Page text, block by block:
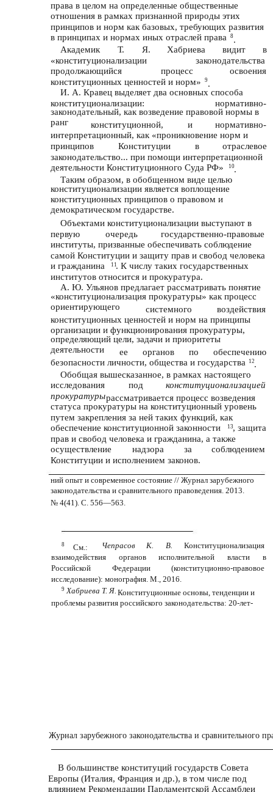
права в целом на определенные общественные
отношения в рамках признанной природы этих
принципов и норм как базовых, требующих развития
в принципах и нормах иных отраслей права
8 .
Академик
Т. Я. Хабриева видит
в
«конституционализации
законодательства
продолжающийся
процесс
освоения
конституционных ценностей и норм»
9 .
И. А. Кравец выделяет два основных способа
конституционализации:
нормативно-
законодательный, как возведение правовой нормы в
ранг
конституционной, и
нормативно-
интерпретационный, как «проникновение норм и
принципов
Конституции в
отраслевое
законодательство... при помощи интерпретационной
деятельности Конституционного Суда РФ»
10.
Таким образом, в обобщенном виде целью
конституционализации является воплощение
конституционных принципов о правовом и
демократическом государстве.
Объектами конституционализации выступают в
первую
очередь
государственно-правовые
институты, призванные обеспечивать соблюдение
самой Конституции и защиту прав и свобод человека
и гражданина
11. К числу таких государственных
институтов относится и прокуратура.
А. Ю. Ульянов предлагает рассматривать понятие
«конституционализация прокуратуры» как процесс
ориентирующего
системного
воздействия
конституционных ценностей и норм на принципы
организации и функционирования прокуратуры,
определяющий цели, задачи и приоритеты
деятельности
ее органов по
обеспечению
безопасности личности, общества и государства
12.
Обобщая вышесказанное, в рамках настоящего
исследования
под
конституционализацией
прокуратурырассматривается процесс возведения
статуса прокуратуры на конституционный уровень
путем закрепления за ней таких функций, как
обеспечение конституционной законности
13, защита
прав и свобод человека и гражданина, а также
осуществление
надзора за
соблюдением
Конституции и исполнением законов.
ний опыт и современное состояние // Журнал зарубежного
законодательства и сравнительного правоведения. 2013.
№ 4(41). С. 556—563.
8 См.: Чепрасов К. В.
Конституционализация
взаимодействия
органов исполнительной власти
в
Российской
Федерации
(конституционно-правовое
исследование): монография. М., 2016.
9 Хабриева Т. Я. Конституционные основы, тенденции и
проблемы развития российского законодательства: 20-лет-
Журнал зарубежного законодательства и сравнительного
В большинстве конституций государств Совета
Европы (Италия, Франция и др.), в том числе под
влиянием Рекомендации Парламентской Ассамблеи